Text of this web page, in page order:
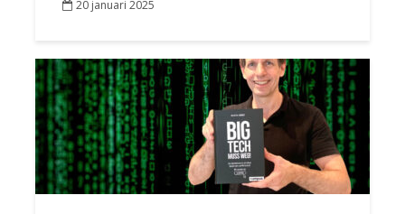
20 januari 2025